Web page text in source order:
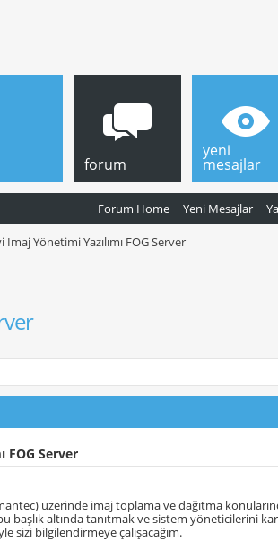
forum
Forum Home Yeni Mesajlar
yeni
mesajlar
Imaj Yönetimi Yazılımı FOG Server
FOG Server
üzerinde imaj toplama ve dağıtma
başlık altında tanıtmak ve sistem yöneticilerini
sizi bilgilendirmeye çalışacağım.